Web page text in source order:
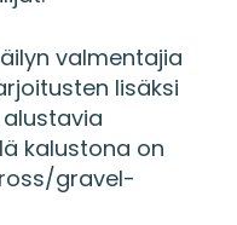
valmentajia
lisäksi
kalustona on
gravel-